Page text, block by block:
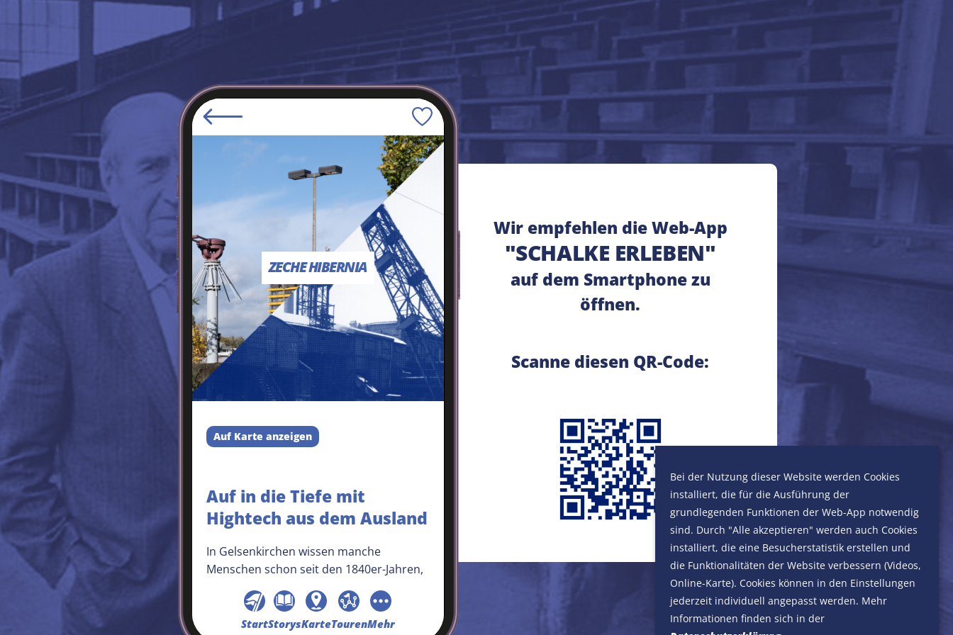
Speichern
ZECHE HIBERNIA
Auf Karte anzeigen
Auf in die Tiefe mit
Hightech aus dem Ausland
In Gelsenkirchen wissen manche
Menschen schon seit den 1840er-Jahren,
was für Schätze in der Erde schlummern.
Es gibt aber zwei Probleme: Ihnen fehlen
das Geld und das technische Know-how,
StartStorysKarteTourenMehr
Wir empfehlen die Web-App
"SCHALKE ERLEBEN"
auf dem Smartphone zu
öffnen.
Scanne diesen QR-Code:
Bei der Nutzung dieser Website werden Cookies
installiert, die für die Ausführung der
grundlegenden Funktionen der Web-App notwendig
sind. Durch "Alle akzeptieren" werden auch Cookies
installiert, die eine Besucherstatistik erstellen und
die Funktionalitäten der Website verbessern (Videos,
Online-Karte). Cookies können in den Einstellungen
jederzeit individuell angepasst werden. Mehr
Informationen finden sich in der